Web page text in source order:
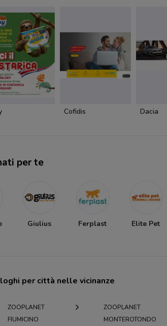
Cofidis Dacia
per te
Giulius Ferplast Elite Pet
per città nelle vicinanze
ZOOPLANET
FIUMICINO
ZOOPLANET
MONTEROTONDO